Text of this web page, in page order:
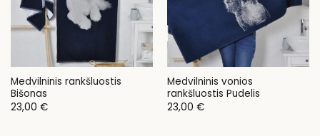
Medvilninis rankšluostis
Bišonas
23,00 €
Medvilninis vonios
rankšluostis Pudelis
23,00 €